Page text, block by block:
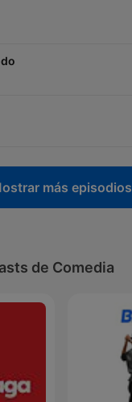
más episodios
de Comedia